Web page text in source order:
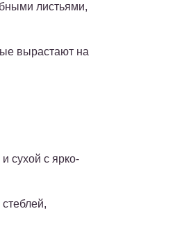
листьями,
вырастают на
сухой с ярко-